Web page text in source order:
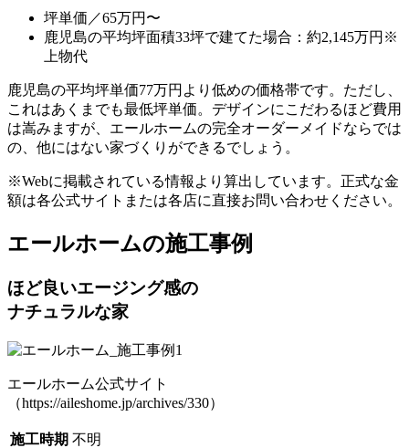
坪単価／65万円〜
鹿児島の平均坪面積33坪で建てた場合：約2,145万円 ※
上物代
鹿児島の平均坪単価77万円より低めの価格帯です。ただし、
これはあくまでも最低坪単価。デザインにこだわるほど費用
は嵩みますが、エールホームの完全オーダーメイドならでは
の、他にはない家づくりができるでしょう。
※Webに掲載されている情報より算出しています。正式な金
額は各公式サイトまたは各店に直接お問い合わせください。
エールホームの施工事例
ほど良いエージング感の
ナチュラルな家
エールホーム公式サイト
（https://aileshome.jp/archives/330）
施工時期 不明